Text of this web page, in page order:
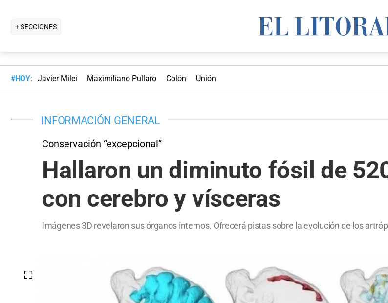
+ SECCIONES
#HOY: Javier Milei Maximiliano Pullaro Colón Unión
INFORMACIÓN GENERAL
Conservación “excepcional”
Hallaron un diminuto fósil de
con cerebro y vísceras
Imágenes 3D revelaron sus órganos internos. Ofrecerá pistas sobre la evolución de los